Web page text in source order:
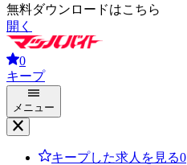
無料ダウンロードはこちら
開く
0
キープ
メニュー
キープした求人を見る0